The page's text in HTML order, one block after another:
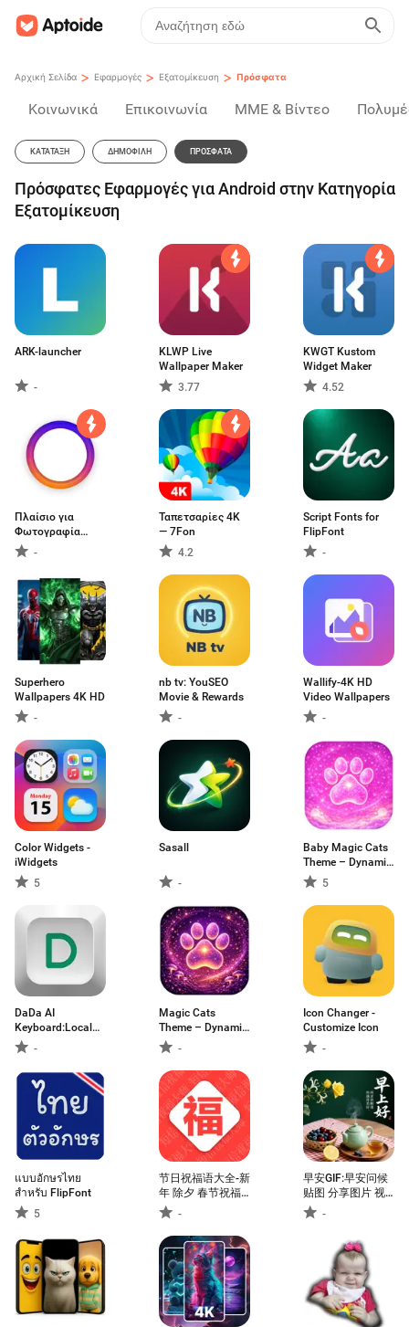
Αρχική Σελίδα > Εφαρμογές > Εξατομίκευση > Πρόσφατα
Κοινωνικά Επικοινωνία ΜΜΕ & Βίντεο
ΚΑΤΆΤΑΞΗ ΔΗΜΟΦΙΛΉ ΠΡΌΣΦΑΤΑ
Πρόσφατες Εφαρμογές για Android στην Κατηγορία
Εξατομίκευση
ARK-launcher
-
KLWP Live
Wallpaper Maker
3.77
KWGT Kustom
Widget Maker
4.52
Πλαίσιο για
Φωτογραφία
Προφίλ
-
Ταπετσαρίες 4K
— 7Fon
4.2
Script Fonts for
FlipFont
-
Superhero
Wallpapers 4K HD
-
nb tv: YouSEO
Movie & Rewards
-
Wallify-4K HD
Video Wallpapers
-
Color Widgets -
iWidgets
5
Sasall
-
Baby Magic Cats
Theme – Dynamic
Wallpaper
5
DaDa AI
Keyboard:Local
Typing
-
Magic Cats
Theme – Dynamic
Wallpapers
-
Icon Changer -
Customize Icon
-
แบบอักษรไทย
สำหรับ FlipFont
5
节日祝福语大全-新
年 除夕 春节祝福
语 问候语 短信祝
福语
-
早安GIF:早安问候
贴图 分享图片 视
频壁纸
-